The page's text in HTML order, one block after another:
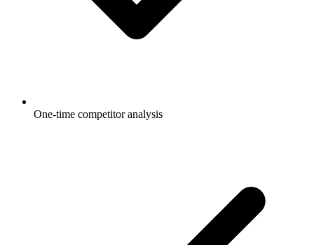
One-time competitor analysis